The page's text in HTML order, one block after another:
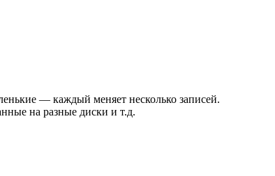
— каждый меняет несколько записей.
на разные диски и т.д.